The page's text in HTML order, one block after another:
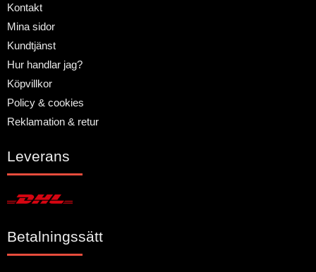
Kontakt
Mina sidor
Kundtjänst
Hur handlar jag?
Köpvillkor
Policy & cookies
Reklamation & retur
Leverans
Betalningssätt